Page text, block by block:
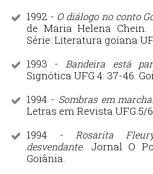
1992 - O diálogo no conto
de Maria Helena Chein.
Série: Literatura goiana
1993 -Bandeira está
Signótica UFG 4: 37-46.
1994 - Sombras em
Letras em Revista UFG 5/
1994 -Rosarita
desvendante. Jornal O
Goiânia.